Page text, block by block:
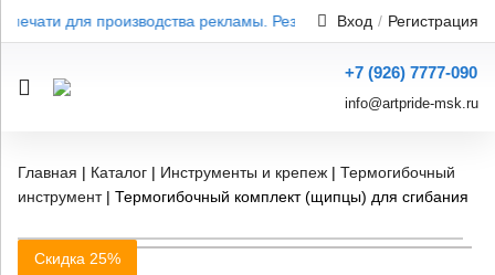
печати для производства рекламы. Результат от 1 дня — без
Вход / Регистрация
+7 (926) 7777-090
info@artpride-msk.ru
Главная | Каталог | Инструменты и крепеж | Термогибочный
инструмент| Термогибочный комплект (щипцы) для сгибания
Скидка 25%